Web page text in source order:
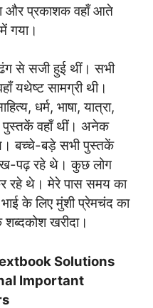
और प्रकाशक वहाँ आते
गया।
से सजी हुई थीं। सभी
यथेष्ट सामग्री थी।
धर्म, भाषा, यात्रा,
पुस्तकें वहाँ थीं। अनेक
थे। बच्चे-बड़े सभी पुस्तकें
पढ़ रहे थे। कुछ लोग
रहे थे। मेरे पास समय का
के लिए मुंशी प्रेमचंद का
शब्दकोश खरीदा।
Solutions
Important